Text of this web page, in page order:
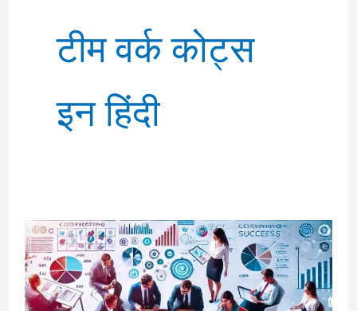
टीम वर्क कोट्स
इन हिंदी